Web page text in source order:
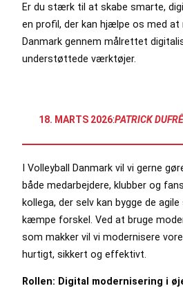
Er du stærk til at skabe smarte,
en profil, der kan hjælpe os med at
Danmark gennem målrettet
understøttede værktøjer.
18. MARTS 2026:PATRICK
I Volleyball Danmark vil vi gerne
både medarbejdere, klubber og
kollega, der selv kan bygge de
kæmpe forskel. Ved at bruge
som makker vil vi modernisere
hurtigt, sikkert og effektivt.
Rollen: Digital modernisering i